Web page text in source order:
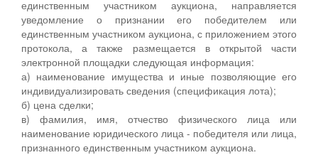
единственным участником аукциона, направляется
уведомление о признании его победителем или
единственным участником аукциона, с приложением этого
протокола, а также размещается в открытой части
электронной площадки следующая информация:
а) наименование имущества и иные позволяющие его
индивидуализировать сведения (спецификация лота);
б) цена сделки;
в) фамилия, имя, отчество физического лица или
наименование юридического лица - победителя или лица,
признанного единственным участником аукциона.